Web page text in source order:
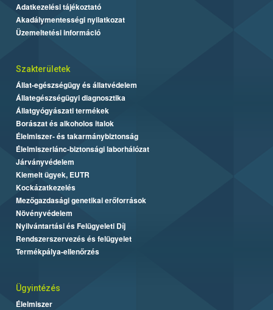
Adatkezelési tájékoztató
Akadálymentességi nyilatkozat
Üzemeltetési információ
Szakterületek
Állat-egészségügy és állatvédelem
Állategészségügyi diagnosztika
Állatgyógyászati termékek
Borászat és alkoholos italok
Élelmiszer- és takarmánybiztonság
Élelmiszerlánc-biztonsági laborhálózat
Járványvédelem
Kiemelt ügyek, EUTR
Kockázatkezelés
Mezőgazdasági genetikai erőforrások
Növényvédelem
Nyilvántartási és Felügyeleti Díj
Rendszerszervezés és felügyelet
Termékpálya-ellenőrzés
Ügyintézés
Élelmiszer